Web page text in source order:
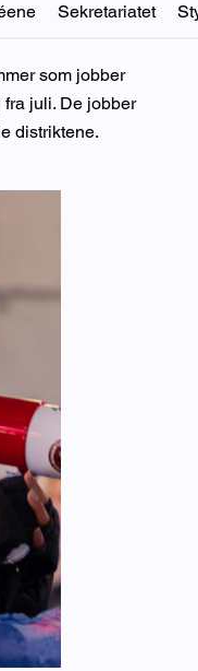
Sekretariatet
som jobber
juli. De jobber
distriktene.